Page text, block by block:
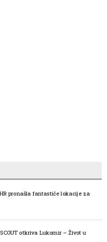
pronašla fantastiče lokacije za
SCOUT otkriva Lukomir – Život u